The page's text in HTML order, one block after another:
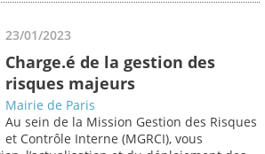
23/01/2023
Charge.é de la gestion des
risques majeurs
Mairie de Paris
Au sein de la Mission Gestion des Risques
et Contrôle Interne (MGRCI), vous